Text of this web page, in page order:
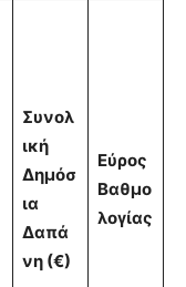
Συνολ
ική
Δημόσ
ια
Δαπά
νη (€)
Εύρος
Βαθμο
λογίας